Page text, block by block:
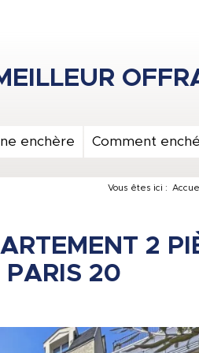
enchère Comment
Vous êtes ici :
2
PARIS 20